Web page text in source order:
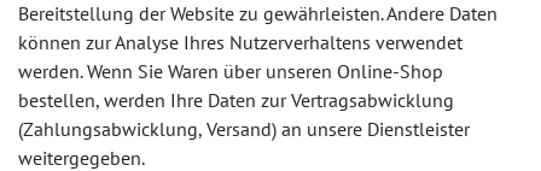
Bereitstellung der Website zu gewährleisten. Andere Daten
können zur Analyse Ihres Nutzerverhaltens verwendet
werden. Wenn Sie Waren über unseren Online-Shop
bestellen, werden Ihre Daten zur Vertragsabwicklung
(Zahlungsabwicklung, Versand) an unsere Dienstleister
weitergegeben.